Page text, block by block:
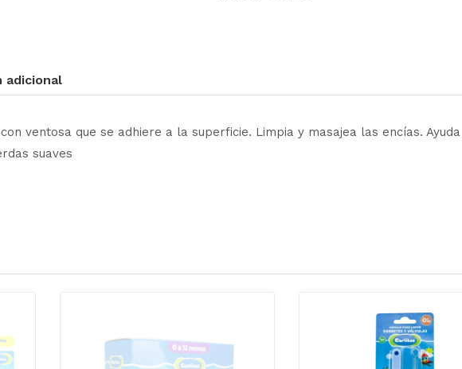
adicional
ventosa que se adhiere a la superficie. Limpia y masajea las encías.
suaves